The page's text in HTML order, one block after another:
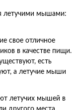
свое отличное
в качестве пищи.
есть
а летучие мыши
летучих мышей в